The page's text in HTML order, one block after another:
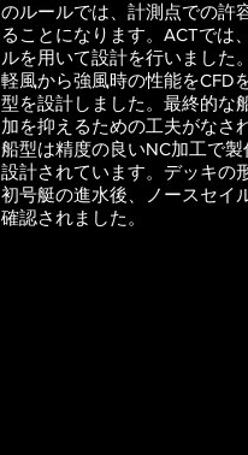
のルールでは、計測点での許
ることになります。ACTでは
ルを用いて設計を行いました。
軽風から強風時の性能をCFD
型を設計しました。最終的な
加を抑えるための工夫がなさ
船型は精度の良いNC加工で
設計されています。デッキの
初号艇の進水後、ノースセイ
確認されました。